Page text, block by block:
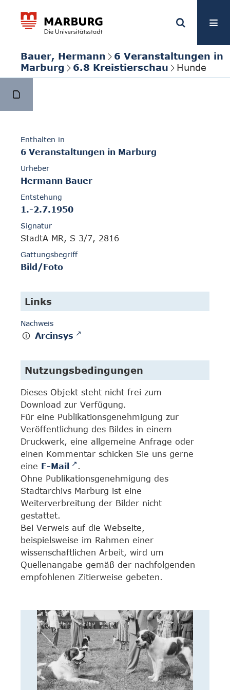
Bauer, Hermann
6 Veranstaltungen in
Marburg
6.8 Kreistierschau Hunde
Enthalten in
6 Veranstaltungen in Marburg
Urheber
Hermann Bauer
Entstehung
1.-2.7.1950
Signatur
StadtA MR, S 3/7, 2816
Gattungsbegriff
Bild/Foto
Links
Nachweis
Arcinsys
Nutzungsbedingungen
Dieses Objekt steht nicht frei zum
Download zur Verfügung.
Für eine Publikationsgenehmigung zur
Veröffentlichung des Bildes in einem
Druckwerk, eine allgemeine Anfrage oder
einen Kommentar schicken Sie uns gerne
eine E-Mail
.
Ohne Publikationsgenehmigung des
Stadtarchivs Marburg ist eine
Weiterverbreitung der Bilder nicht
gestattet.
Bei Verweis auf die Webseite,
beispielsweise im Rahmen einer
wissenschaftlichen Arbeit, wird um
Quellenangabe gemäß der nachfolgenden
empfohlenen Zitierweise gebeten.